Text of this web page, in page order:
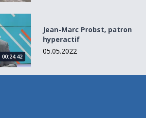
hyperactif
00:24:42
Jean-Marc Probst, patron
hyperactif
05.05.2022